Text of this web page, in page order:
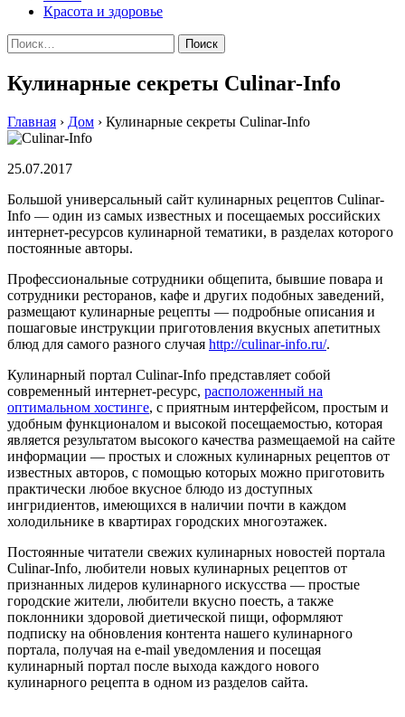
Красота и здоровье
Найти:
Кулинарные секреты Culinar-Info
Главная › Дом › Кулинарные секреты Culinar-Info
25.07.2017
Большой универсальный сайт кулинарных рецептов Culinar-
Info — один из самых известных и посещаемых российских
интернет-ресурсов кулинарной тематики, в разделах которого
постоянные авторы.
Профессиональные сотрудники общепита, бывшие повара и
сотрудники ресторанов, кафе и других подобных заведений,
размещают кулинарные рецепты — подробные описания и
пошаговые инструкции приготовления вкусных апетитных
блюд для самого разного случая http://culinar-info.ru/.
Кулинарный портал Culinar-Info представляет собой
современный интернет-ресурс, расположенный на
оптимальном хостинге, с приятным интерфейсом, простым и
удобным функционалом и высокой посещаемостью, которая
является результатом высокого качества размещаемой на сайте
информации — простых и сложных кулинарных рецептов от
известных авторов, с помощью которых можно приготовить
практически любое вкусное блюдо из доступных
ингридиентов, имеющихся в наличии почти в каждом
холодильнике в квартирах городских многоэтажек.
Постоянные читатели свежих кулинарных новостей портала
Culinar-Info, любители новых кулинарных рецептов от
признанных лидеров кулинарного искусства — простые
городские жители, любители вкусно поесть, а также
поклонники здоровой диетической пищи, оформляют
подписку на обновления контента нашего кулинарного
портала, получая на e-mail уведомления и посещая
кулинарный портал после выхода каждого нового
кулинарного рецепта в одном из разделов сайта.